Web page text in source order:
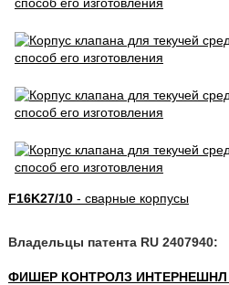
F16K27/10- сварные корпусы
Владельцы патента RU 2407940:
ФИШЕР КОНТРОЛЗ ИНТЕРНЕШНЛ